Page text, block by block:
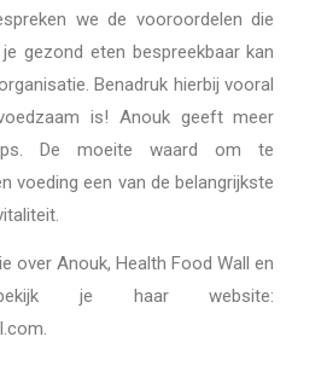
we de vooroordelen die
gezond eten bespreekbaar kan
Benadruk hierbij vooral
is! Anouk geeft meer
De moeite waard om te
voeding een van de belangrijkste
over Anouk, Health Food Wall en
je haar website: